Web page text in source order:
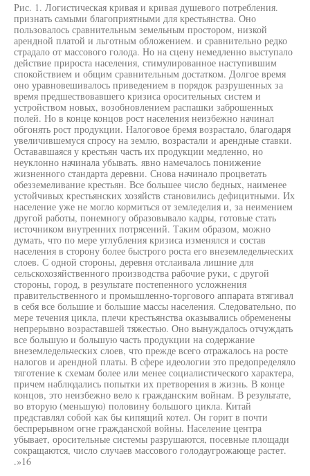
Рис. 1. Логистическая кривая и кривая душевого потребления.
признать самыми благоприятными для крестьянства. Оно
пользовалось сравнительным земельным простором, низкой
арендной платой и льготным обложением. и сравнительно редко
страдало от массового голода. Но на сцену немедленно выступало
действие прироста населения, стимулированное наступившим
спокойствием и общим сравнительным достатком. Долгое время
оно уравновешивалось приведением в порядок разрушенных за
время предшествовавшего кризиса оросительных систем и
устройством новых, возобновлением распашки заброшенных
полей. Но в конце концов рост населения неизбежно начинал
обгонять рост продукции. Налоговое бремя возрастало, благодаря
увеличившемуся спросу на землю, возрастали и арендные ставки.
Остававшаяся у крестьян часть их продукции медленно, но
неуклонно начинала убывать. явно намечалось понижение
жизненного стандарта деревни. Снова начинало процветать
обезземеливание крестьян. Все большее число бедных, наименее
устойчивых крестьянских хозяйств становились дефицитными. Их
население уже не могло кормиться от земледелия и, за неимением
другой работы, понемногу образовывало кадры, готовые стать
источником внутренних потрясений. Таким образом, можно
думать, что по мере углубления кризиса изменялся и состав
населения в сторону более быстрого роста его внеземледельческих
слоев. С одной стороны, деревня отслаивала лишние для
сельскохозяйственного производства рабочие руки, с другой
стороны, город, в результате постепенного усложнения
правительственного и промышленно-торгового аппарата втягивал
в себя все большие и большие массы населения. Следовательно, по
мере течения цикла, плечи крестьянства оказывались обременены
непрерывно возраставшей тяжестью. Оно вынуждалось отчуждать
все большую и большую часть продукции на содержание
внеземледельческих слоев, что прежде всего отражалось на росте
налогов и арендной платы. В сфере идеологии это предопределяло
тяготение к схемам более или менее социалистического характера,
причем наблюдались попытки их претворения в жизнь. В конце
концов, это неизбежно вело к гражданским войнам. В результате,
во вторую (меньшую) половину большого цикла. Китай
представлял собой как бы кипящий котел. Он горит в почти
беспрерывном огне гражданской войны. Население центра
убывает, оросительные системы разрушаются, посевные площади
сокращаются, число случаев массового голодаугрожающе растет.
.»16